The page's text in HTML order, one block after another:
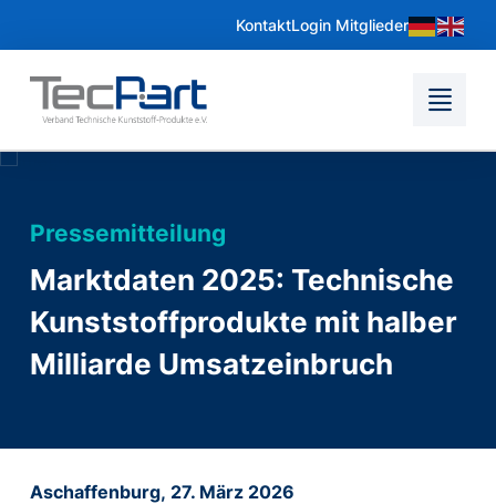
KontaktLogin Mitglieder
Pressemitteilung
Marktdaten 2025: Technische
Kunststoffprodukte mit halber
Milliarde Umsatzeinbruch
Aschaffenburg, 27. März 2026